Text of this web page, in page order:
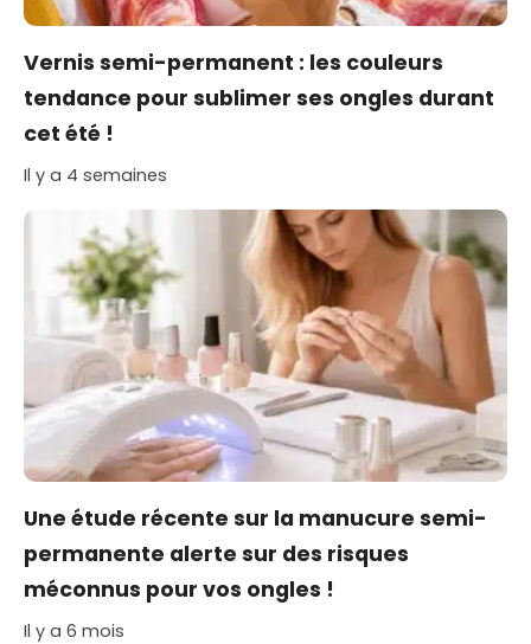
Vernis semi-permanent : les couleurs
tendance pour sublimer ses ongles durant
cet été !
Il y a 4 semaines
Une étude récente sur la manucure semi-
permanente alerte sur des risques
méconnus pour vos ongles !
Il y a 6 mois